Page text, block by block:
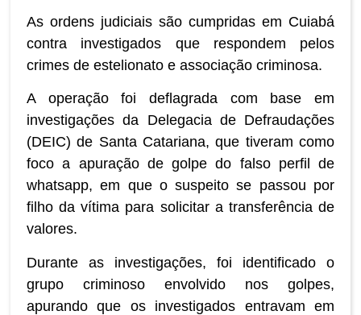
As ordens judiciais são cumpridas em Cuiabá
contra investigados que respondem pelos
crimes de estelionato e associação criminosa.
A operação foi deflagrada com base em
investigações da Delegacia de Defraudações
(DEIC) de Santa Catariana, que tiveram como
foco a apuração de golpe do falso perfil de
whatsapp, em que o suspeito se passou por
filho da vítima para solicitar a transferência de
valores.
Durante as investigações, foi identificado o
grupo criminoso envolvido nos golpes,
apurando que os investigados entravam em